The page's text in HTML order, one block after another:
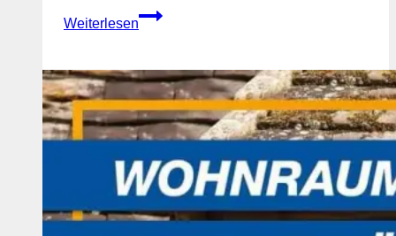
Weiterlesen
Zahnloses
abschaffen